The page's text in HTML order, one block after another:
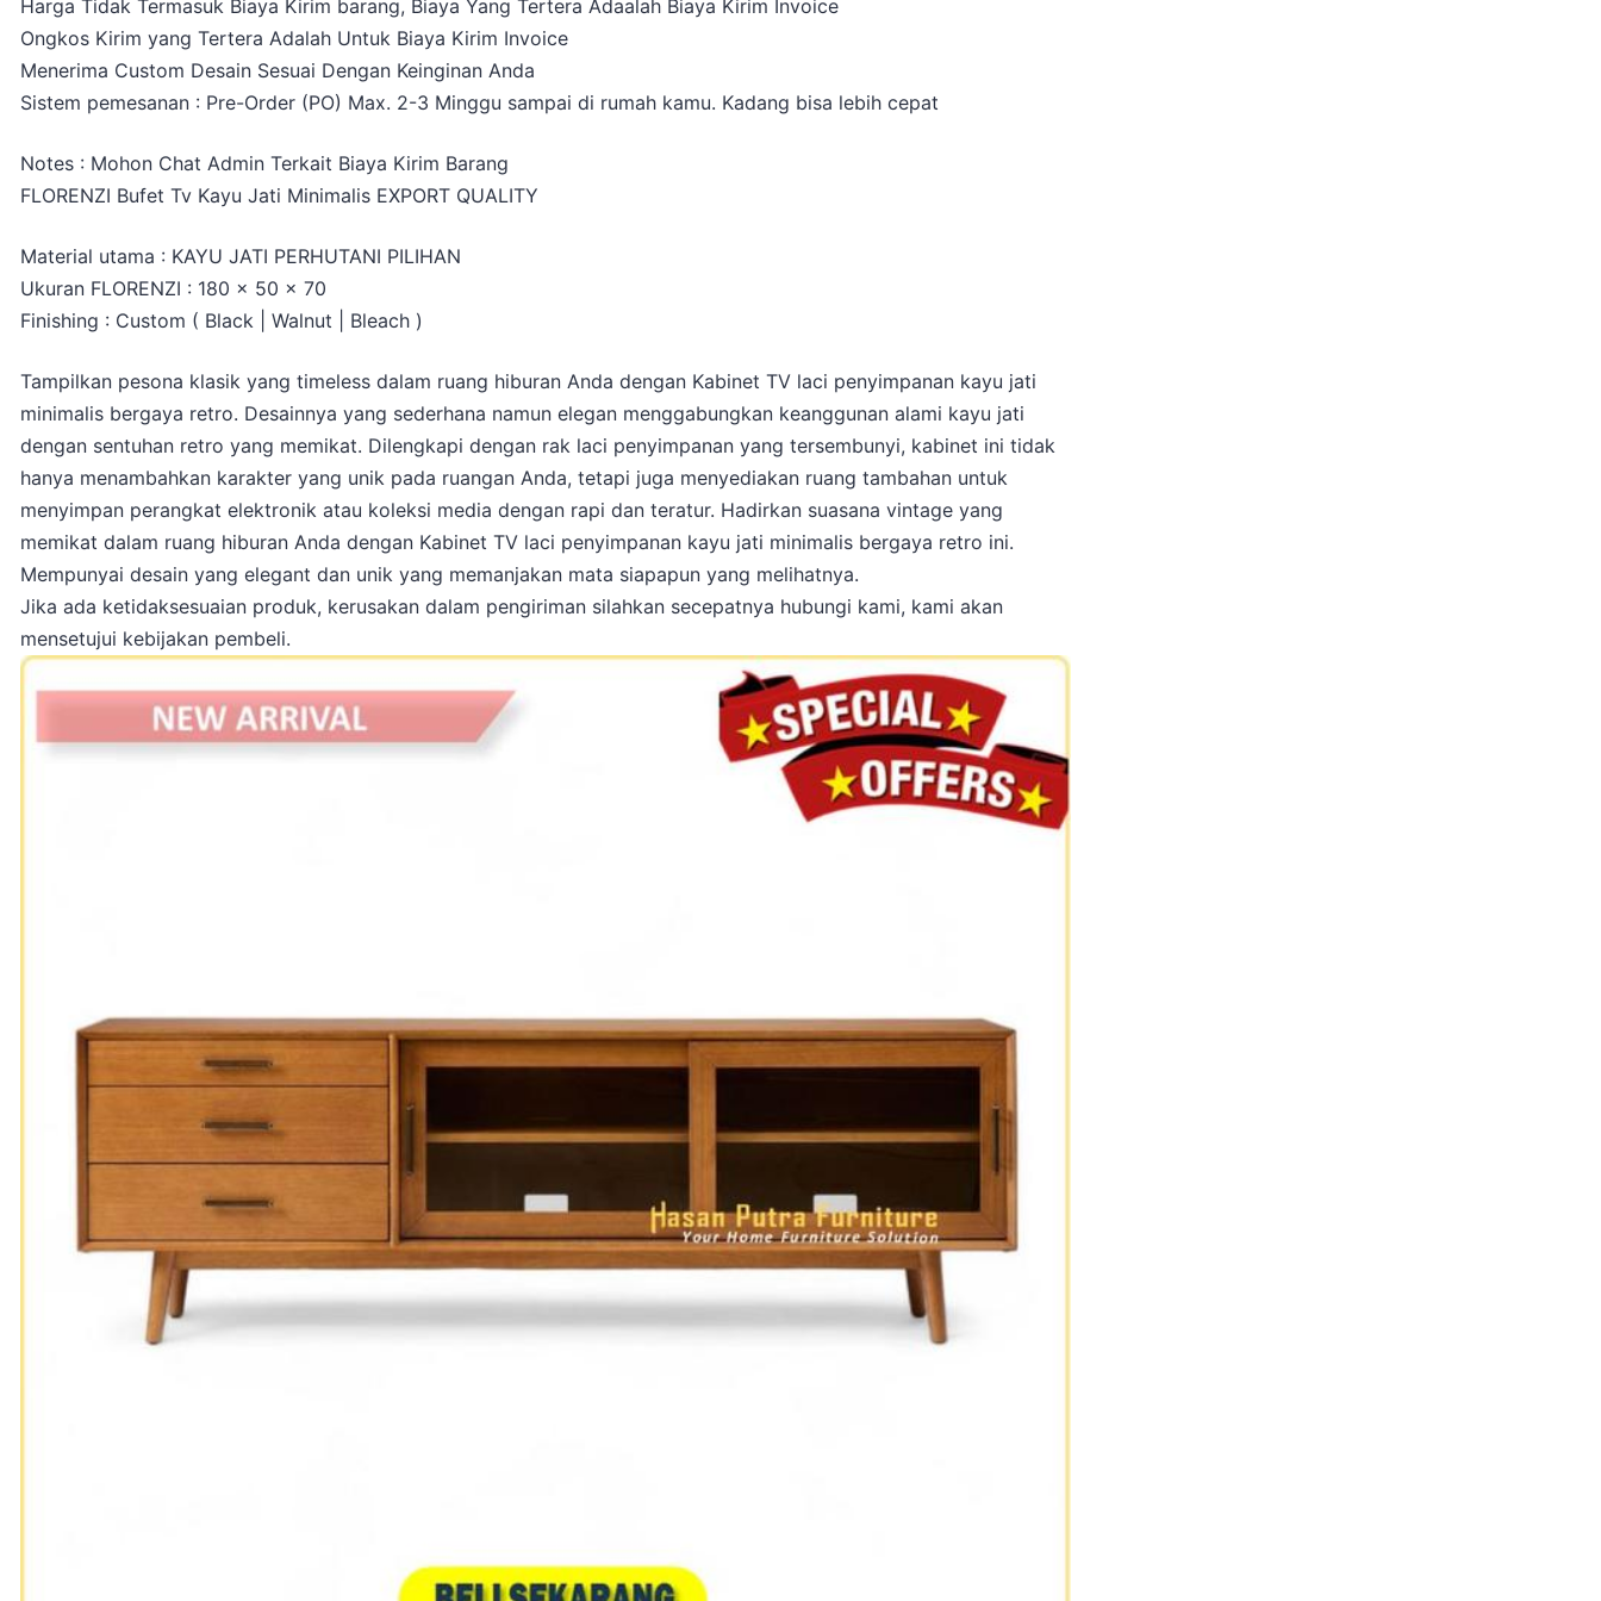
Harga Tidak Termasuk Biaya Kirim barang, Biaya Yang Tertera Adaalah Biaya Kirim Invoice
Ongkos Kirim yang Tertera Adalah Untuk Biaya Kirim Invoice
Menerima Custom Desain Sesuai Dengan Keinginan Anda
Sistem pemesanan : Pre-Order (PO) Max. 2-3 Minggu sampai di rumah kamu. Kadang bisa lebih cepat
Notes : Mohon Chat Admin Terkait Biaya Kirim Barang
FLORENZI Bufet Tv Kayu Jati Minimalis EXPORT QUALITY
Material utama : KAYU JATI PERHUTANI PILIHAN
Ukuran FLORENZI : 180 x 50 x 70
Finishing : Custom ( Black | Walnut | Bleach )
Tampilkan pesona klasik yang timeless dalam ruang hiburan Anda dengan Kabinet TV laci penyimpanan kayu jati
minimalis bergaya retro. Desainnya yang sederhana namun elegan menggabungkan keanggunan alami kayu jati
dengan sentuhan retro yang memikat. Dilengkapi dengan rak laci penyimpanan yang tersembunyi, kabinet ini tidak
hanya menambahkan karakter yang unik pada ruangan Anda, tetapi juga menyediakan ruang tambahan untuk
menyimpan perangkat elektronik atau koleksi media dengan rapi dan teratur. Hadirkan suasana vintage yang
memikat dalam ruang hiburan Anda dengan Kabinet TV laci penyimpanan kayu jati minimalis bergaya retro ini.
Mempunyai desain yang elegant dan unik yang memanjakan mata siapapun yang melihatnya.
Jika ada ketidaksesuaian produk, kerusakan dalam pengiriman silahkan secepatnya hubungi kami, kami akan
mensetujui kebijakan pembeli.